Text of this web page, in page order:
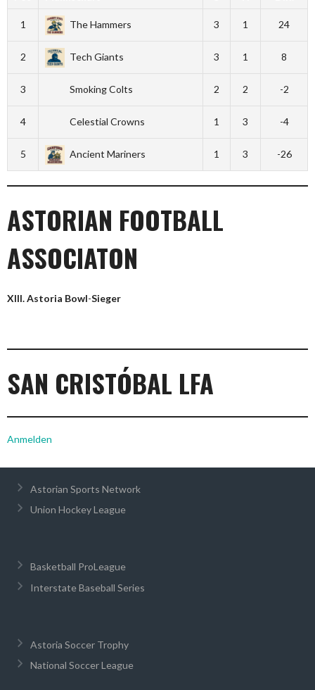
1 The Hammers 3 1 24
2 Tech Giants 3 1 8
3 Smoking Colts 2 2 -2
4 Celestial Crowns 1 3 -4
5 Ancient Mariners 1 3 -26
ASTORIAN FOOTBALL
ASSOCIATON
XIII. Astoria Bowl-Sieger
SAN CRISTÓBAL LFA
Anmelden
Astorian Sports Network
Union Hockey League
Basketball ProLeague
Interstate Baseball Series
Astoria Soccer Trophy
National Soccer League